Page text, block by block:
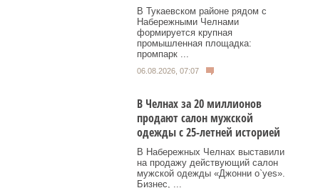
В Тукаевском районе рядом с
Набережными Челнами
формируется крупная
промышленная площадка:
промпарк ...
06.08.2026, 07:07
В Челнах за 20 миллионов
продают салон мужской
одежды с 25-летней историей
В Набережных Челнах выставили
на продажу действующий салон
мужской одежды «Джонни о`yes».
Бизнес, ...